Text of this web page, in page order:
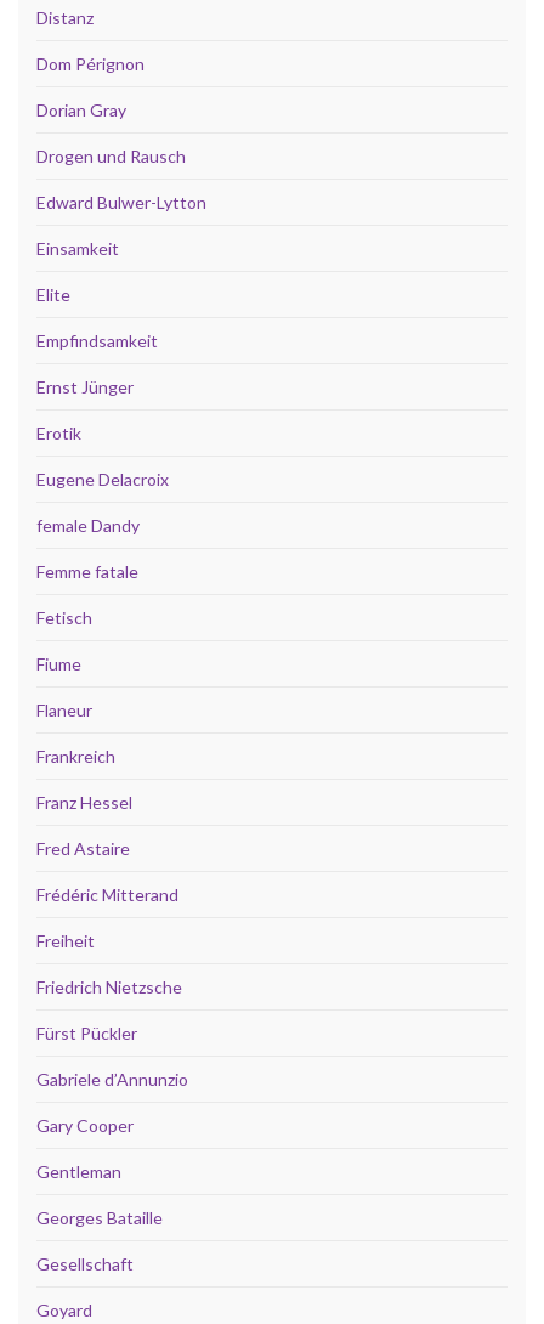
Distanz
Dom Pérignon
Dorian Gray
Drogen und Rausch
Edward Bulwer-Lytton
Einsamkeit
Elite
Empfindsamkeit
Ernst Jünger
Erotik
Eugene Delacroix
female Dandy
Femme fatale
Fetisch
Fiume
Flaneur
Frankreich
Franz Hessel
Fred Astaire
Frédéric Mitterand
Freiheit
Friedrich Nietzsche
Fürst Pückler
Gabriele d’Annunzio
Gary Cooper
Gentleman
Georges Bataille
Gesellschaft
Goyard